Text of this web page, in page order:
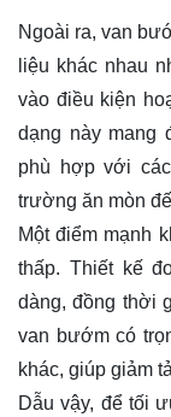
Ngoài ra, van
liệu khác nhau
vào điều kiện
dạng này mang
phù hợp với
trường ăn mòn
Một điểm mạnh
thấp. Thiết kế
dàng, đồng thời
van bướm có
khác, giúp giảm
Dẫu vậy, để tối